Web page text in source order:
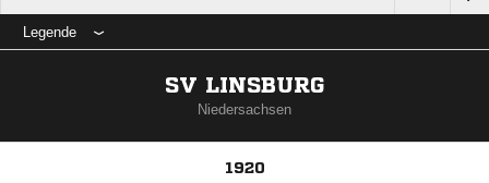
Legende
SV LINSBURG
Niedersachsen
1920